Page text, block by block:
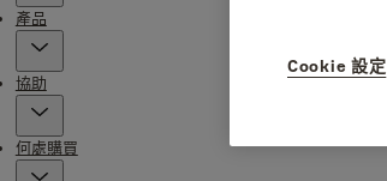
產品
協助
何處購買
Cookie 設定